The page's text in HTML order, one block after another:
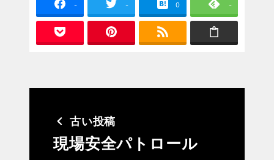
- - 0 -
古い投稿
現場安全パトロール